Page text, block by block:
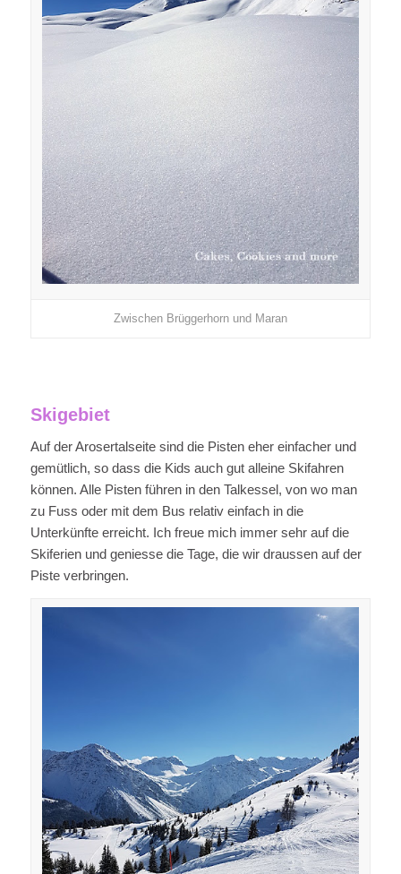
Zwischen Brüggerhorn und Maran
Skigebiet
Auf der Arosertalseite sind die Pisten eher einfacher und
gemütlich, so dass die Kids auch gut alleine Skifahren
können. Alle Pisten führen in den Talkessel, von wo man
zu Fuss oder mit dem Bus relativ einfach in die
Unterkünfte erreicht. Ich freue mich immer sehr auf die
Skiferien und geniesse die Tage, die wir draussen auf der
Piste verbringen.